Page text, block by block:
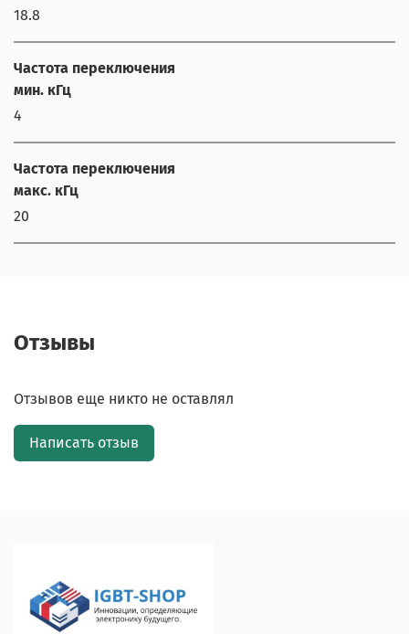
18.8
Частота переключения
мин. кГц
4
Частота переключения
макс. кГц
20
Отзывы
Отзывов еще никто не оставлял
Написать отзыв